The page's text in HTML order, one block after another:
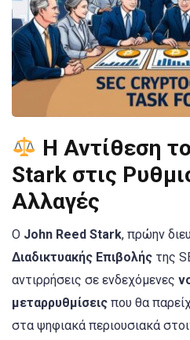
Η Αντίθεση
Stark στις
Αλλαγές
Ο John Reed Stark, πρώην
Διαδικτυακής Επιβολής της
αντιρρήσεις σε ενδεχόμενες
μεταρρυθμίσεις που θα
στα ψηφιακά περιουσιακά